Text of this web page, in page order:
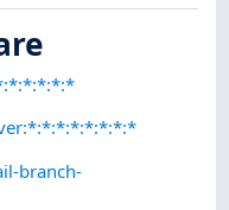
branch-